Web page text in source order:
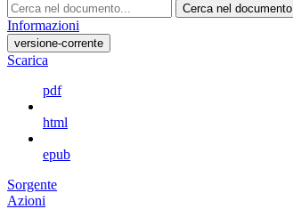
Cerca nel documento
Informazioni
versione-corrente
Scarica
pdf
html
epub
Sorgente
Azioni